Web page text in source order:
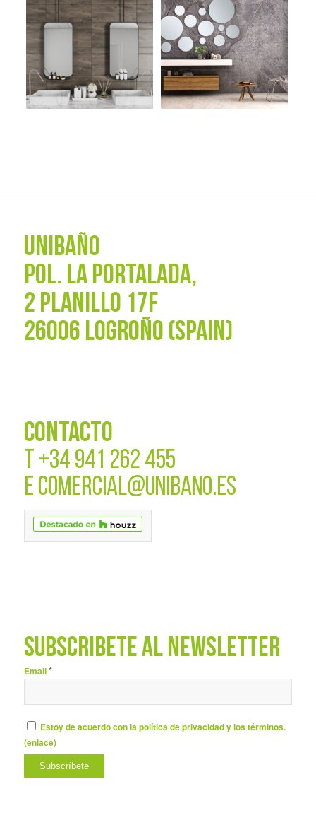
UNIBAÑO
POL. La Portalada,
2 PLANILLO 17F
26006 LOGROÑO (SPAIN)
CONTACTO
T +34 941 262 455
E COMERCIAL@UNIBANO.ES
SUBSCRÍBETE AL NEWSLETTER
Email*
Estoy de acuerdo con la política de privacidad y los términos.
(enlace)